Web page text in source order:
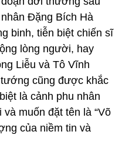
Đặng Bích Hà
binh, tiễn biệt chiến sĩ
lòng người, hay
Liễu và Tô Vĩnh
cũng được khắc
là cảnh phu nhân
muốn đặt tên là “Võ
của niềm tin và